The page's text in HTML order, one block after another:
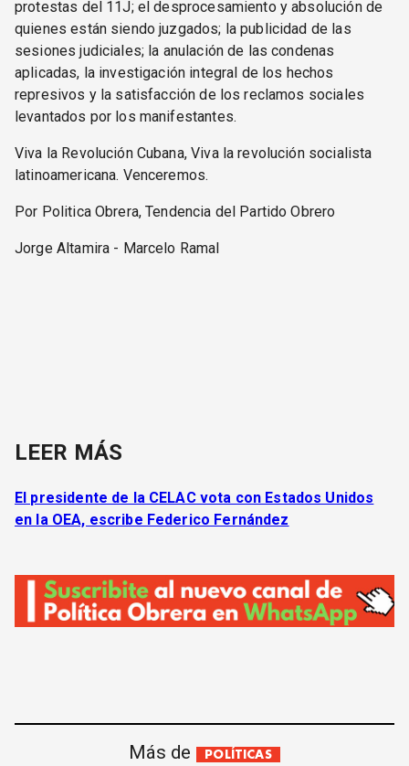
protestas del 11J; el desprocesamiento y absolución de
quienes están siendo juzgados; la publicidad de las
sesiones judiciales; la anulación de las condenas
aplicadas, la investigación integral de los hechos
represivos y la satisfacción de los reclamos sociales
levantados por los manifestantes.
Viva la Revolución Cubana, Viva la revolución socialista
latinoamericana. Venceremos.
Por Politica Obrera, Tendencia del Partido Obrero
Jorge Altamira - Marcelo Ramal
LEER MÁS
El presidente de la CELAC vota con Estados Unidos
en la OEA, escribe Federico Fernández
Más de POLÍTICAS